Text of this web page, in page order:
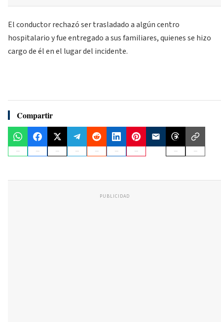
El conductor rechazó ser trasladado a algún centro
hospitalario y fue entregado a sus familiares, quienes se hizo
cargo de él en el lugar del incidente.
Compartir
PUBLICIDAD